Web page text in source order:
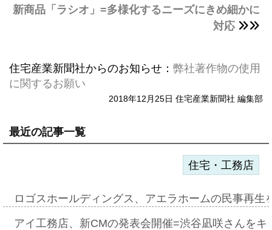
新商品「ラシオ」=多様化するニーズにきめ細かに
対応
住宅産業新聞社からのお知らせ： 弊社著作物の使用
に関するお願い
2018年12月25日 住宅産業新聞社 編集部
最近の記事一覧
住宅・工務店
ロゴスホールディングス、アエラホームの民事再
アイ工務店、新CMの発表会開催=渋谷凪咲さんを